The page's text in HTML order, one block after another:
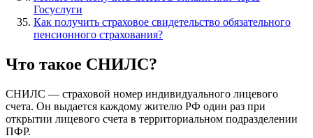
Госуслуги
Как получить страховое свидетельство обязательного
пенсионного страхования?
Что такое СНИЛС?
СНИЛС — страховой номер индивидуального лицевого
счета. Он выдается каждому жителю РФ один раз при
открытии лицевого счета в территориальном подразделении
ПФР.